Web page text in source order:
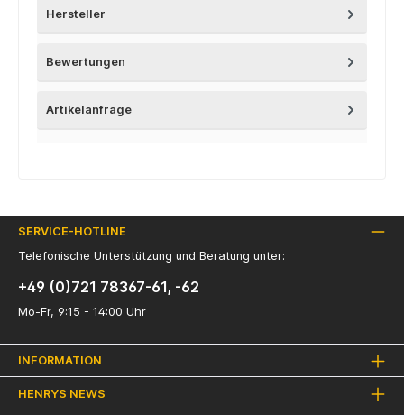
Hersteller
Bewertungen
Artikelanfrage
SERVICE-HOTLINE
Telefonische Unterstützung und Beratung unter:
+49 (0)721 78367-61, -62
Mo-Fr, 9:15 - 14:00 Uhr
INFORMATION
HENRYS NEWS